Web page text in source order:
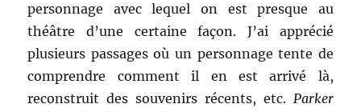
personnage avec lequel on est presque au
théâtre d’une certaine façon. J’ai apprécié
plusieurs passages où un personnage tente de
comprendre comment il en est arrivé là,
reconstruit des souvenirs récents, etc. Parker